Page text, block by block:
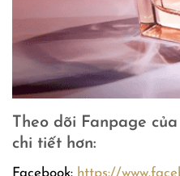
Theo dõi Fanpage
chi tiết hơn: